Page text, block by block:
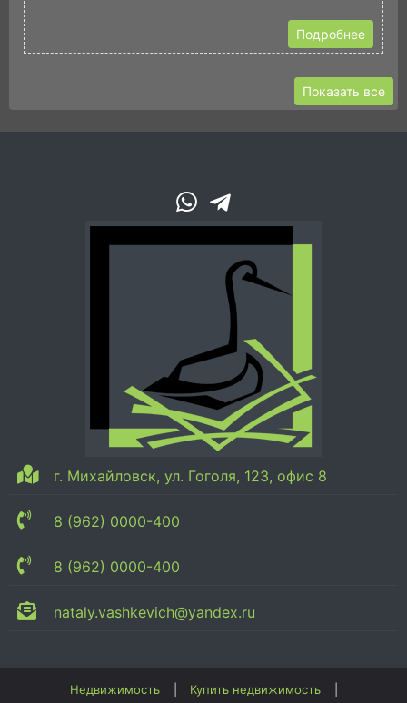
Подробнее
Показать все
г. Михайловск, ул. Гоголя, 123, офис 8
8 (962) 0000-400
8 (962) 0000-400
nataly.vashkevich@yandex.ru
Недвижимость Купить недвижимость